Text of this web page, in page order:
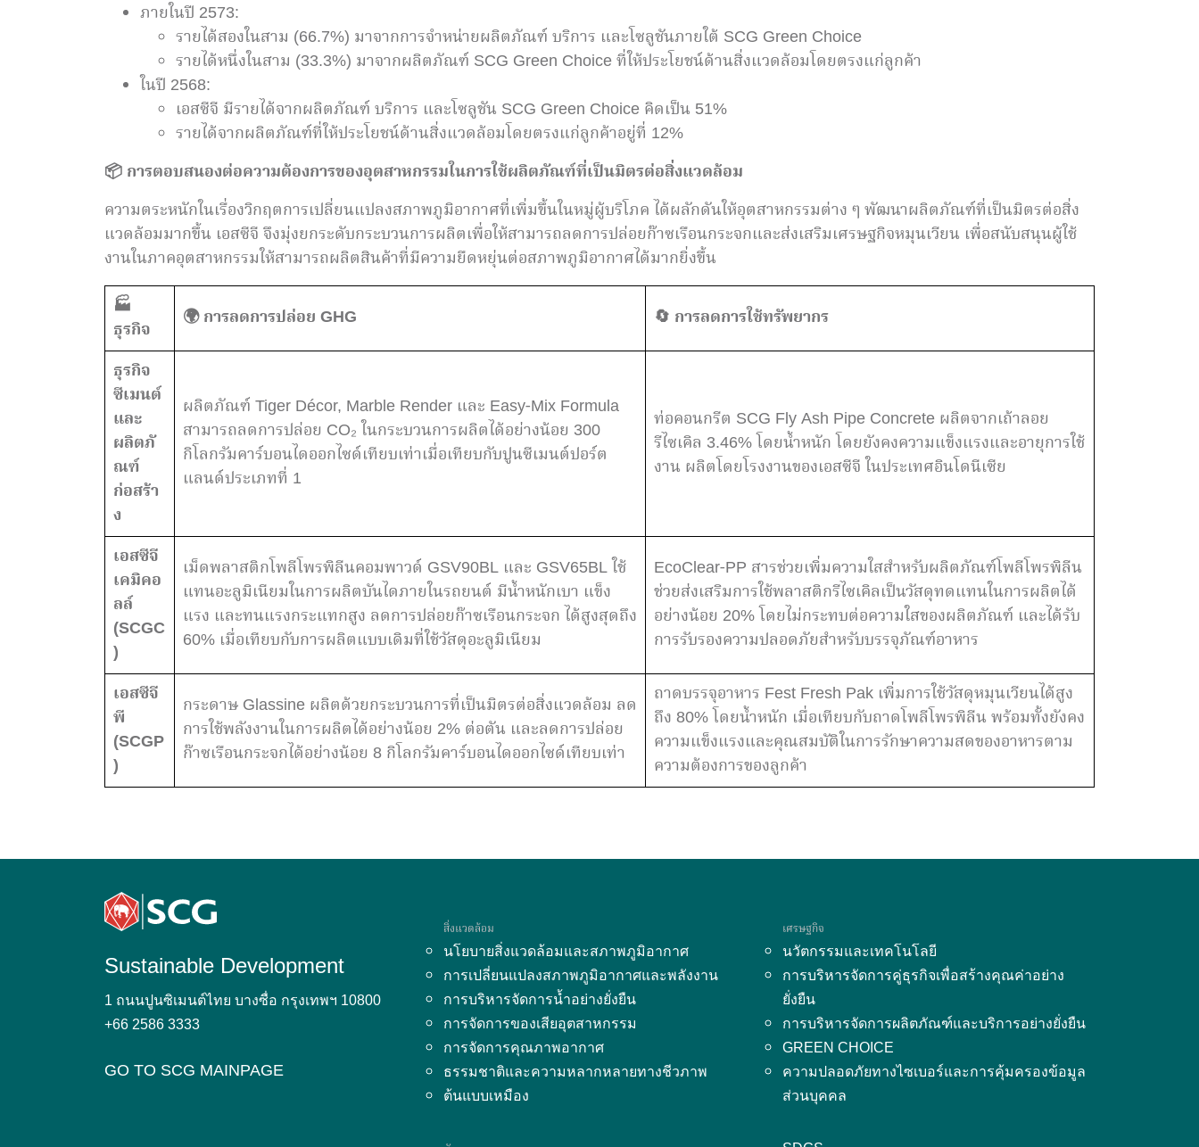
ภายในปี 2573:
รายได้สองในสาม (66.7%) มาจากการจำหน่ายผลิตภัณฑ์ บริการ และโซลูชันภายใต้ SCG Green Choice
รายได้หนึ่งในสาม (33.3%) มาจากผลิตภัณฑ์ SCG Green Choice ที่ให้ประโยชน์ด้านสิ่งแวดล้อมโดยตรงแก่ลูกค้า
ในปี 2568:
เอสซีจี มีรายได้จากผลิตภัณฑ์ บริการ และโซลูชัน SCG Green Choice คิดเป็น 51%
รายได้จากผลิตภัณฑ์ที่ให้ประโยชน์ด้านสิ่งแวดล้อมโดยตรงแก่ลูกค้าอยู่ที่ 12%
📦 การตอบสนองต่อความต้องการของอุตสาหกรรมในการใช้ผลิตภัณฑ์ที่เป็นมิตรต่อสิ่งแวดล้อม
ความตระหนักในเรื่องวิกฤตการเปลี่ยนแปลงสภาพภูมิอากาศที่เพิ่มขึ้นในหมู่ผู้บริโภค ได้ผลักดันให้อุตสาหกรรมต่าง ๆ พัฒนาผลิตภัณฑ์ที่เป็นมิตรต่อสิ่ง
แวดล้อมมากขึ้น เอสซีจี จึงมุ่งยกระดับกระบวนการผลิตเพื่อให้สามารถลดการปล่อยก๊าซเรือนกระจกและส่งเสริมเศรษฐกิจหมุนเวียน เพื่อสนับสนุนผู้ใช้
งานในภาคอุตสาหกรรมให้สามารถผลิตสินค้าที่มีความยืดหยุ่นต่อสภาพภูมิอากาศได้มากยิ่งขึ้น
🏭
ธุรกิจ
🌍การลดการปล่อย GHG 🔄 การลดการใช้ทรัพยากร
ธุรกิจ
ซีเมนต์
และ
ผลิตภั
ณฑ์
ก่อสร้า
ง
ผลิตภัณฑ์ Tiger Décor, Marble Render และ Easy-Mix Formula
สามารถลดการปล่อย CO₂ ในกระบวนการผลิตได้อย่างน้อย 300
กิโลกรัมคาร์บอนไดออกไซด์เทียบเท่าเมื่อเทียบกับปูนซีเมนต์ปอร์ต
แลนด์ประเภทที่ 1
ท่อคอนกรีต SCG Fly Ash Pipe Concrete ผลิตจากเถ้าลอย
รีไซเคิล 3.46% โดยน้ำหนัก โดยยังคงความแข็งแรงและอายุการใช้
งาน ผลิตโดยโรงงานของเอสซีจี ในประเทศอินโดนีเซีย
เอสซีจี
เคมิคอ
ลล์
(SCGC
)
เม็ดพลาสติกโพลีโพรพิลีนคอมพาวด์ GSV90BL และ GSV65BL ใช้
แทนอะลูมิเนียมในการผลิตบันไดภายในรถยนต์ มีน้ำหนักเบา แข็ง
แรง และทนแรงกระแทกสูง ลดการปล่อยก๊าซเรือนกระจก ได้สูงสุดถึง
60% เมื่อเทียบกับการผลิตแบบเดิมที่ใช้วัสดุอะลูมิเนียม
EcoClear-PP สารช่วยเพิ่มความใสสำหรับผลิตภัณฑ์โพลีโพรพิลีน
ช่วยส่งเสริมการใช้พลาสติกรีไซเคิลเป็นวัสดุทดแทนในการผลิตได้
อย่างน้อย 20% โดยไม่กระทบต่อความใสของผลิตภัณฑ์ และได้รับ
การรับรองความปลอดภัยสำหรับบรรจุภัณฑ์อาหาร
เอสซีจี
พี
(SCGP
)
กระดาษ Glassine ผลิตด้วยกระบวนการที่เป็นมิตรต่อสิ่งแวดล้อม ลด
การใช้พลังงานในการผลิตได้อย่างน้อย 2% ต่อตัน และลดการปล่อย
ก๊าซเรือนกระจกได้อย่างน้อย 8 กิโลกรัมคาร์บอนไดออกไซด์เทียบเท่า
ถาดบรรจุอาหาร Fest Fresh Pak เพิ่มการใช้วัสดุหมุนเวียนได้สูง
ถึง 80% โดยน้ำหนัก เมื่อเทียบกับถาดโพลีโพรพิลีน พร้อมทั้งยังคง
ความแข็งแรงและคุณสมบัติในการรักษาความสดของอาหารตาม
ความต้องการของลูกค้า
Sustainable Development
1 ถนนปูนซิเมนต์ไทย บางซื่อ กรุงเทพฯ 10800
+66 2586 3333
GO TO SCG MAINPAGE
สิ่งแวดล้อม
นโยบายสิ่งแวดล้อมและสภาพภูมิอากาศ
การเปลี่ยนแปลงสภาพภูมิอากาศและพลังงาน
การบริหารจัดการน้ำอย่างยั่งยืน
การจัดการของเสียอุตสาหกรรม
การจัดการคุณภาพอากาศ
ธรรมชาติและความหลากหลายทางชีวภาพ
ต้นแบบเหมือง
เศรษฐกิจ
นวัตกรรมและเทคโนโลยี
การบริหารจัดการคู่ธุรกิจเพื่อสร้างคุณค่าอย่าง
ยั่งยืน
การบริหารจัดการผลิตภัณฑ์และบริการอย่างยั่งยืน
GREEN CHOICE
ความปลอดภัยทางไซเบอร์และการคุ้มครองข้อมูล
ส่วนบุคคล